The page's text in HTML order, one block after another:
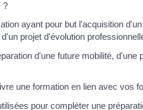
?
ayant pour but l'acquisition
projet d'évolution
d'une future mobilité, d'une
une formation en lien avec vos
pour compléter une